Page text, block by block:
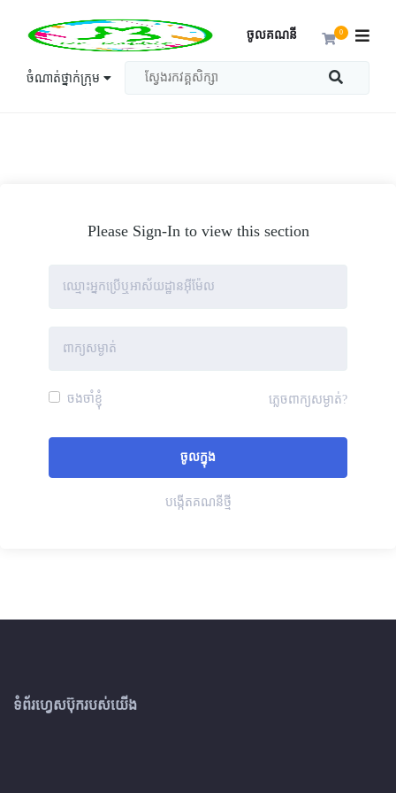
ចំណាត់ថ្នាក់ក្រុម
0
ចូលគណនី
Please Sign-In to view this section
ចងចាំខ្ញុំ ភ្លេចពាក្យសម្ងាត់?
បង្កើតគណនីថ្មី
ទំព័រហ្វេសប៊ុករបស់យើង